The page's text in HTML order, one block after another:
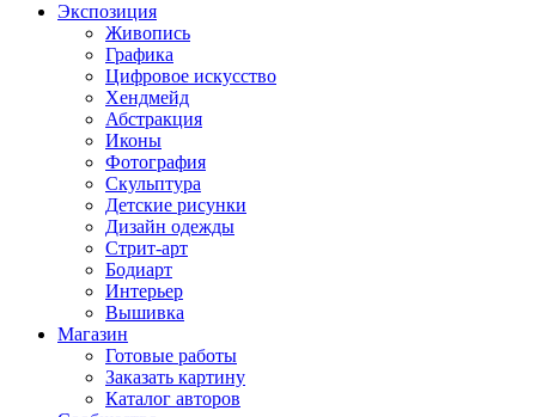
Экспозиция
Живопись
Графика
Цифровое искусство
Хендмейд
Абстракция
Иконы
Фотография
Скульптура
Детские рисунки
Дизайн одежды
Стрит-арт
Бодиарт
Интерьер
Вышивка
Магазин
Готовые работы
Заказать картину
Каталог авторов